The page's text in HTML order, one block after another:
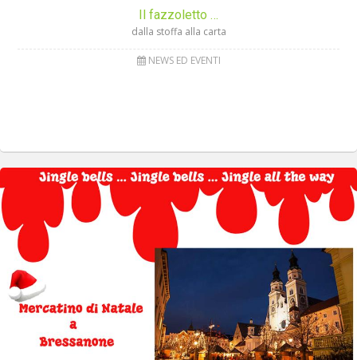
Il fazzoletto …
dalla stoffa alla carta
NEWS ED EVENTI